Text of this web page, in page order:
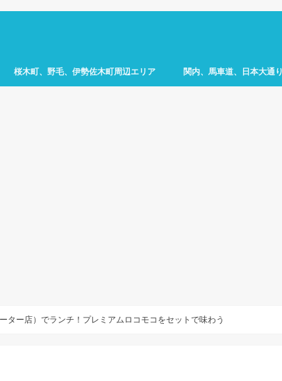
桜木町、野毛、伊勢佐木町周辺エリア 関内、馬車道、日本大通
ター店）でランチ！プレミアムロコモコをセットで味わう